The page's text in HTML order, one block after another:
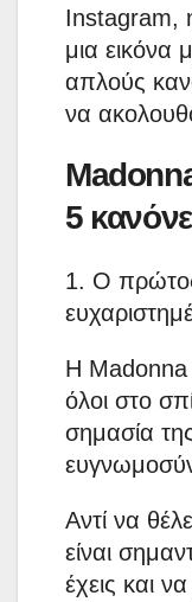
Instagram,
μια εικόνα
απλούς
να
5
1. Ο πρώτος
Η Madonna
όλοι στο
σημασία
Αντί να
είναι
έχεις και